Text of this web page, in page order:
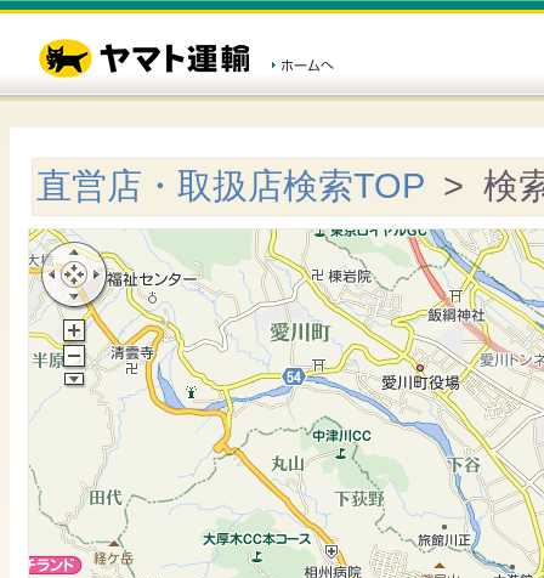
直営店・取扱店検索TOP > 検